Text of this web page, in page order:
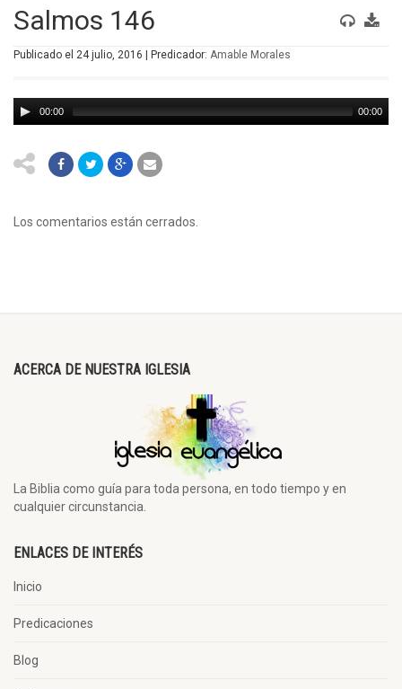
Salmos 146
Publicado el 24 julio, 2016 | Predicador: Amable Morales
00:00 00:00
Los comentarios están cerrados.
ACERCA DE NUESTRA IGLESIA
La Biblia como guía para toda persona, en todo tiempo y en
cualquier circunstancia.
ENLACES DE INTERÉS
Inicio
Predicaciones
Blog